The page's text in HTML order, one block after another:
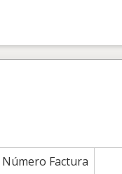
Número Factura